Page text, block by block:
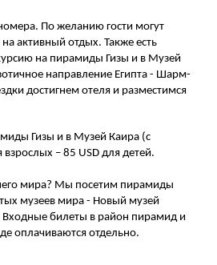
По желанию гости могут
активный отдых. Также есть
на пирамиды Гизы и в Музей
направление Египта - Шарм-
достигнем отеля и разместимся
Гизы и в Музей Каира (с
– 85 USD для детей.
мира? Мы посетим пирамиды
музеев мира - Новый музей
Входные билеты в район пирамид и
оплачиваются отдельно.